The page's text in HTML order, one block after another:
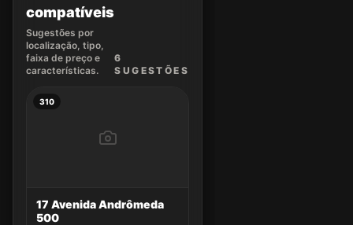
compatíveis
Sugestões por
localização, tipo,
faixa de preço e
características.
6
SUGEST ÕES
310
17 Avenida Andrômeda
500